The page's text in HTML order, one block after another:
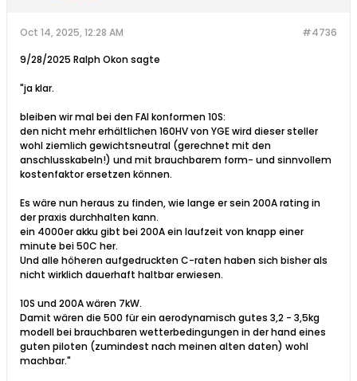
#4736
Oct 14, 2025, 12:28 AM
9/28/2025 Ralph Okon sagte
"ja klar.
bleiben wir mal bei den FAI konformen 10S:
den nicht mehr erhältlichen 160HV von YGE wird dieser steller
wohl ziemlich gewichtsneutral (gerechnet mit den
anschlusskabeln!) und mit brauchbarem form- und sinnvollem
kostenfaktor ersetzen können.
Es wäre nun heraus zu finden, wie lange er sein 200A rating in
der praxis durchhalten kann.
ein 4000er akku gibt bei 200A ein laufzeit von knapp einer
minute bei 50C her.
Und alle höheren aufgedruckten C-raten haben sich bisher als
nicht wirklich dauerhaft haltbar erwiesen.
10S und 200A wären 7kW.
Damit wären die 500 für ein aerodynamisch gutes 3,2 - 3,5kg
modell bei brauchbaren wetterbedingungen in der hand eines
guten piloten (zumindest nach meinen alten daten) wohl
machbar."